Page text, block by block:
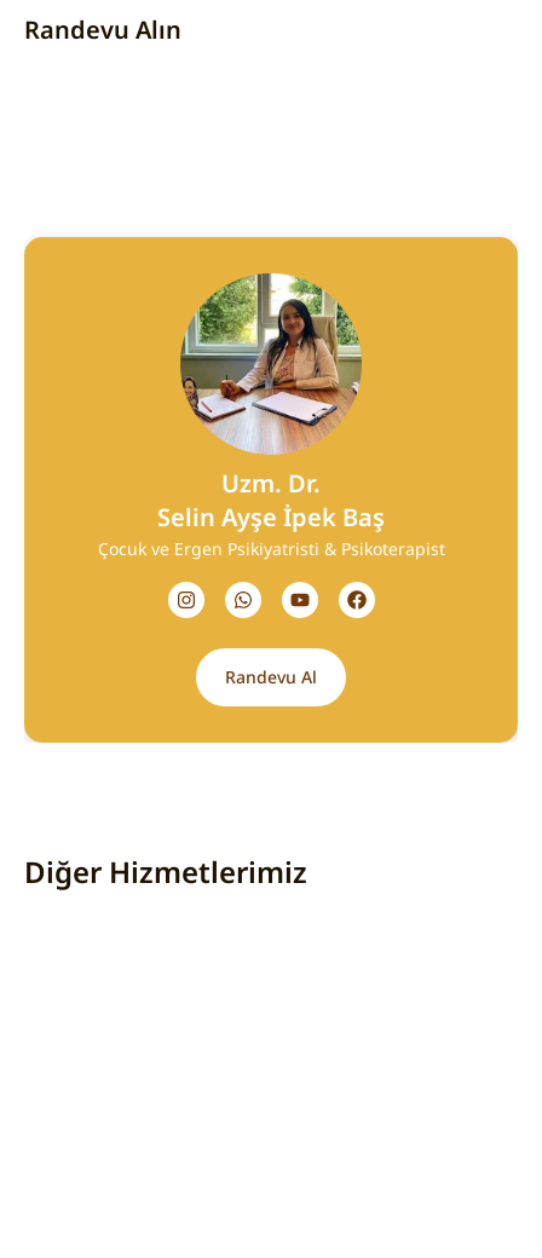
Randevu Alın
Uzm. Dr.
Selin Ayşe İpek Baş
Çocuk ve Ergen Psikiyatristi & Psikoterapist
Randevu Al
Diğer Hizmetlerimiz